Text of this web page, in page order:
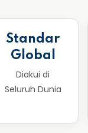
Standar
Global
Diakui di
Seluruh Dunia